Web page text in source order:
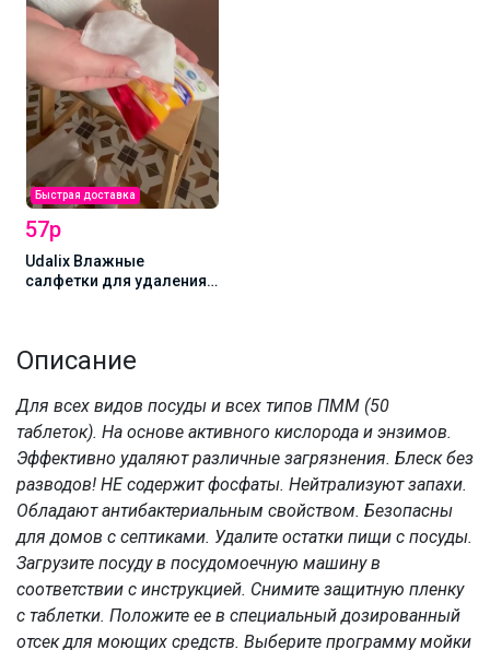
Быстрая доставка
57р
Udalix Влажные
салфетки для удаления
Описание
Для всех видов посуды и всех типов ПММ (50
таблеток). На основе активного кислорода и энзимов.
Эффективно удаляют различные загрязнения. Блеск без
разводов! НЕ содержит фосфаты. Нейтрализуют запахи.
Обладают антибактериальным свойством. Безопасны
для домов с септиками. Удалите остатки пищи с посуды.
Загрузите посуду в посудомоечную машину в
соответствии с инструкцией. Снимите защитную пленку
с таблетки. Положите ее в специальный дозированный
отсек для моющих средств. Выберите программу мойки